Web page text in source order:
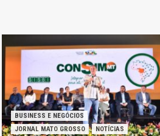
BUSINESS E NEGÓCIOS
JORNAL MATO GROSSO
NOTÍCIAS